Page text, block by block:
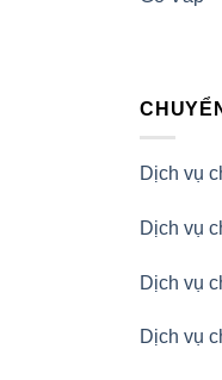
Dịch vụ
Dịch vụ
Dịch vụ
Dịch vụ